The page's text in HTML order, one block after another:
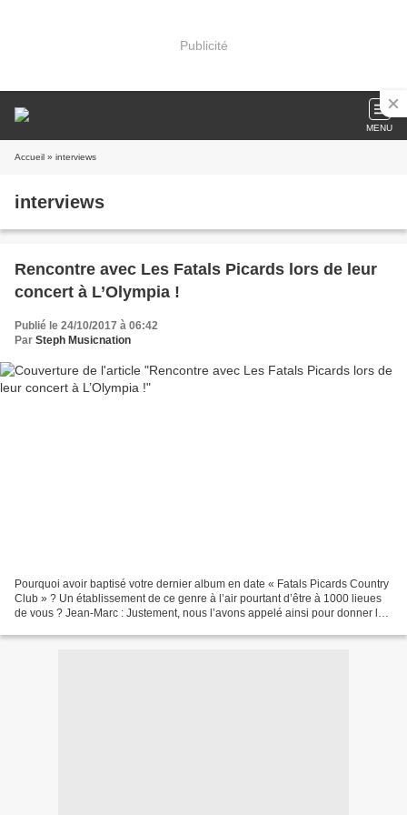
Publicité
MENU
Accueil » interviews
interviews
Rencontre avec Les Fatals Picards lors de leur
concert à L’Olympia !
Publié le 24/10/2017 à 06:42
Par Steph Musicnation
Pourquoi avoir baptisé votre dernier album en date « Fatals Picards Country
Club » ? Un établissement de ce genre à l’air pourtant d’être à 1000 lieues
de vous ? Jean-Marc : Justement, nous l’avons appelé ainsi pour donner le